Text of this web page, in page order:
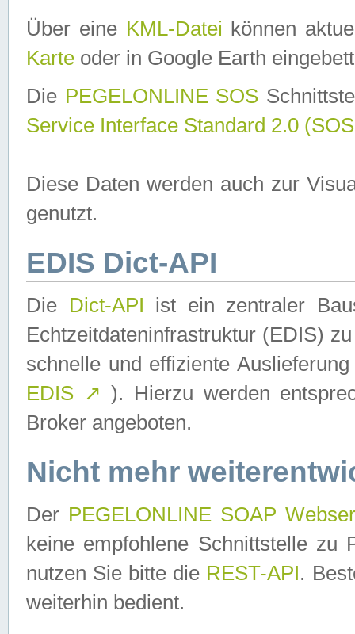
Über eine KML-Datei können
Karte oder in Google Earth
Die PEGELONLINE SOS
Service Interface Standard 2.0
Diese Daten werden auch zur
genutzt.
EDIS Dict-API
Die Dict-API ist ein zentraler
Echtzeitdateninfrastruktur (EDIS)
schnelle und effiziente
EDIS ↗ ). Hierzu werden
Broker angeboten.
Nicht mehr
Der PEGELONLINE SOAP
keine empfohlene Schnittstelle zu
nutzen Sie bitte die REST-API.
weiterhin bedient.